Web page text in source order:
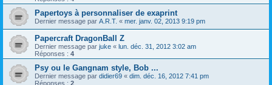
Papertoys à personnaliser de exaprint
Dernier message par A.R.T. « mer. janv. 02, 2013 9:19 pm
Papercraft DragonBall Z
Dernier message par juke « lun. déc. 31, 2012 3:02 am
Réponses : 4
Psy ou le Gangnam style, Bob ...
Dernier message par didier69 « dim. déc. 16, 2012 7:41 pm
Réponses : 2